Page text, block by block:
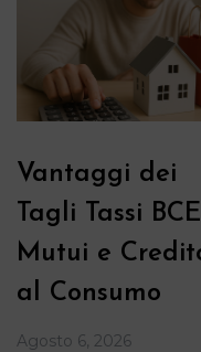
Vantaggi dei
Tagli Tassi
Mutui e
al Consumo
Agosto 6, 2026